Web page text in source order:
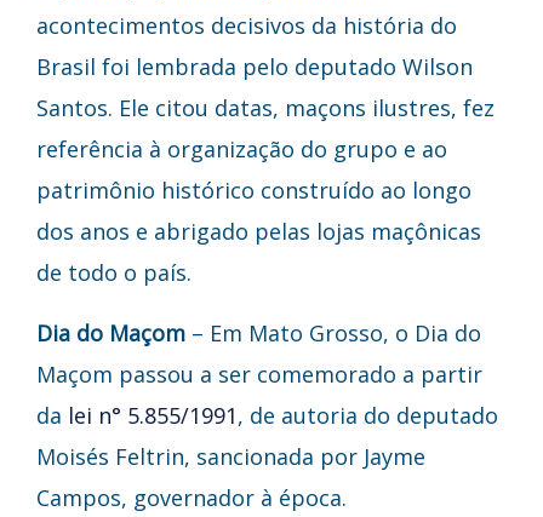
acontecimentos decisivos da história do
Brasil foi lembrada pelo deputado Wilson
Santos. Ele citou datas, maçons ilustres, fez
referência à organização do grupo e ao
patrimônio histórico construído ao longo
dos anos e abrigado pelas lojas maçônicas
de todo o país.
Dia do Maçom – Em Mato Grosso, o Dia do
Maçom passou a ser comemorado a partir
da lei n° 5.855/1991, de autoria do deputado
Moisés Feltrin, sancionada por Jayme
Campos, governador à época.